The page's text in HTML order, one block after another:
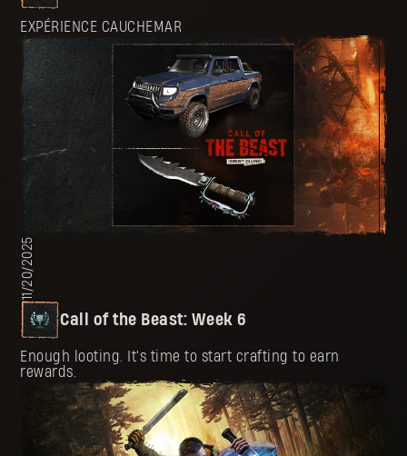
EXPÉRIENCE CAUCHEMAR
11/20/2025
Call of the Beast: Week 6
Enough looting. It's time to start crafting to earn
rewards.